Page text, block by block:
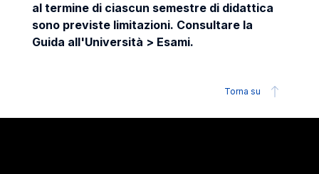
al termine di ciascun semestre di didattica
sono previste limitazioni. Consultare la
Guida all'Università > Esami.
Torna su